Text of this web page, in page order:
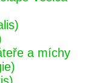
a míchy